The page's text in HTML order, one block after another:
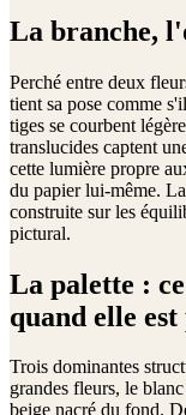
La branche,
Perché entre deux
tient sa pose comme
tiges se courbent
translucides captent
cette lumière propre
du papier lui-même.
construite sur les
pictural.
La palette :
quand elle est
Trois dominantes
grandes fleurs, le
beige nacré du fond.